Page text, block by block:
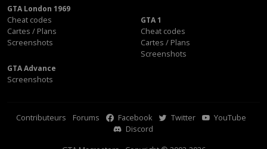
GTA London 1969
Cheat codes
Cartes / Plans
Screenshots
GTA 1
Cheat codes
Cartes / Plans
Screenshots
GTA Advance
Screenshots
Contributeurs Forums Facebook Twitter
YouTube
Discord